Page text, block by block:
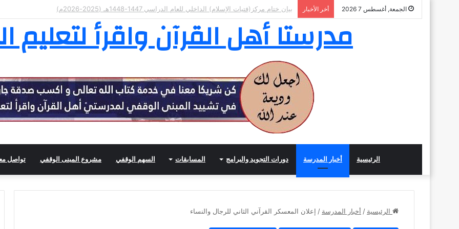
الجمعة, أغسطس 7 2026 أخر الأخبار بيان نتائج المسابقة الثامنة عشرة في تفسير القرآن الكريم
مدرستا أهل القرآن واقرأ لتعليم
الرئيسية أخبار المدرسة دورات التجويد والبرامج المسابقات السهم الوقفي مشروع المبنى الوقفي تواصل
الرئيسية / أخبار المدرسة / إعلان المعسكر القرآني الثاني للرجال والنساء